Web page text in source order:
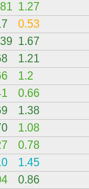
1.27
0.53
1.67
1.21
1.2
0.66
1.38
1.08
0.78
1.45
0.86